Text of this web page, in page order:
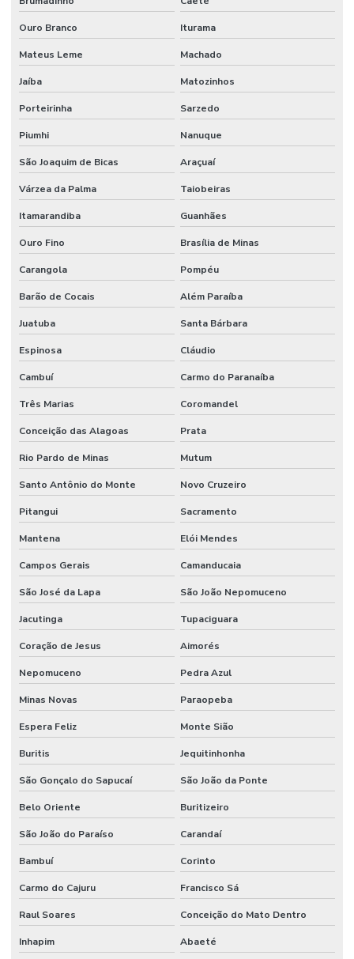
Ouro Branco Iturama
Mateus Leme Machado
Jaíba Matozinhos
Porteirinha Sarzedo
Piumhi Nanuque
São Joaquim de Bicas Araçuaí
Várzea da Palma Taiobeiras
Itamarandiba Guanhães
Ouro Fino Brasília de Minas
Carangola Pompéu
Barão de Cocais Além Paraíba
Juatuba Santa Bárbara
Espinosa Cláudio
Cambuí Carmo do Paranaíba
Três Marias Coromandel
Conceição das Alagoas Prata
Rio Pardo de Minas Mutum
Santo Antônio do Monte Novo Cruzeiro
Pitangui Sacramento
Mantena Elói Mendes
Campos Gerais Camanducaia
São José da Lapa São João Nepomuceno
Jacutinga Tupaciguara
Coração de Jesus Aimorés
Nepomuceno Pedra Azul
Minas Novas Paraopeba
Espera Feliz Monte Sião
Buritis Jequitinhonha
São Gonçalo do Sapucaí São João da Ponte
Belo Oriente Buritizeiro
São João do Paraíso Carandaí
Bambuí Corinto
Carmo do Cajuru Francisco Sá
Raul Soares Conceição do Mato Dentro
Inhapim Abaeté